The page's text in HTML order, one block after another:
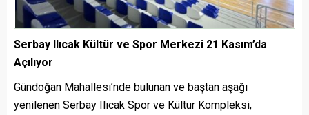
Serbay Ilıcak Kültür ve Spor Merkezi 21 Kasım’da
Açılıyor
Gündoğan Mahallesi’nde bulunan ve baştan aşağı
yenilenen Serbay Ilıcak Spor ve Kültür Kompleksi,